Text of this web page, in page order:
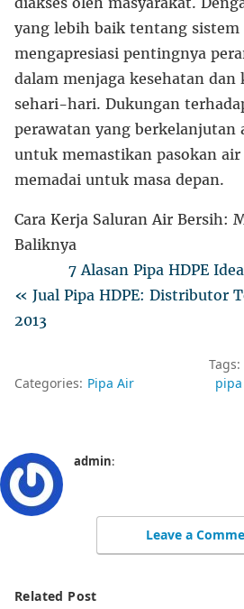
yang lebih baik tentang
mengapresiasi pentingnya
dalam menjaga kesehatan dan
sehari-hari. Dukungan
perawatan yang berkelanjutan
untuk memastikan pasokan
memadai untuk masa depan.
Cara Kerja Saluran Air Bersih:
Baliknya
7 Alasan Pipa HDPE
« Jual Pipa HDPE: Distributor
2013
Categories: Pipa Air
Tags:
admin:
Leave a
Related Post